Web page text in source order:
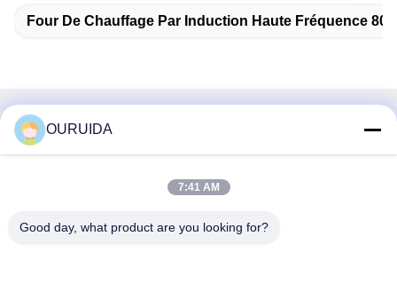
Four De Chauffage Par Induction Haute Fréquence 80
Contact rapide
528225, n° 7, zone B, ville de Shishan (parc industriel),
Chine.
OURUIDA
7:41 AM
Good day, what product are you looking for?